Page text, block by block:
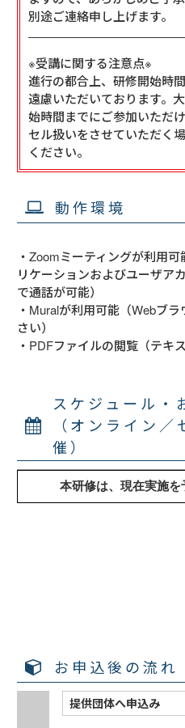
別途ご連絡申し上げます。
※受講に関する注意点※
進行の都合上、研修開始時
遠慮いただいております。
始時間までにご参加いただ
セル扱いをさせていただく
ください。
動作環境
・Zoomミーティングが利用
リケーションおよびユーザア
で通話が可能）
・Muralが利用可能（Webブ
さい）
・PDFファイルの閲覧（テキ
スケジュール・
（オンライン
催）
お申込後の流れ
提供団体へ申込み